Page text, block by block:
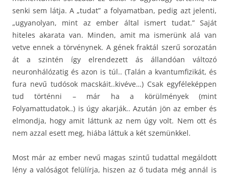
senki sem látja. A „tudat” a folyamatban, pedig azt jelenti,
„ugyanolyan, mint az ember által ismert tudat.” Saját
hiteles akarata van. Minden, amit ma ismerünk alá van
vetve ennek a törvénynek. A gének fraktál szerű sorozatán
át a szintén így elrendezett ás állandóan változó
neuronhálózatig és azon is túl.. (Talán a kvantumfizikát, és
fura nevű tudósok macskáit..kivéve…) Csak egyféleképpen
tud történni – már ha a körülmények (mint
Folyamattudatok..) is úgy akarják.. Azután jön az ember és
elmondja, hogy amit láttunk az nem úgy volt. Nem ott és
nem azzal esett meg, hiába láttuk a két szemünkkel.
Most már az ember nevű magas szintű tudattal megáldott
lény a valóságot felülírja, hiszen az ő tudata még annál is